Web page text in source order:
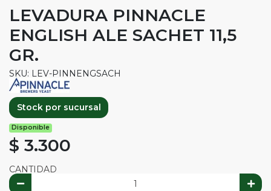
LEVADURA PINNACLE
ENGLISH ALE SACHET 11,5
GR.
SKU: LEV-PINNENGSACH
Stock por sucursal
Disponible
$ 3.300
CANTIDAD